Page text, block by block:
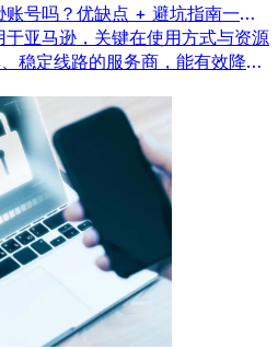
号吗？优缺点 + 避坑指南一次
亚马逊，关键在使用方式与资源
稳定线路的服务商，能有效降低